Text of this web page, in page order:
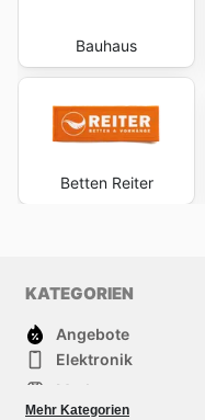
Bauhaus
Betten Reiter
KATEGORIEN
Angebote
Elektronik
Mode
Baumarkt
Mehr Kategorien